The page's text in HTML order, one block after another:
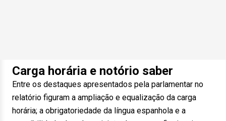
Carga horária e notório saber
Entre os destaques apresentados pela parlamentar no
relatório figuram a ampliação e equalização da carga
horária; a obrigatoriedade da língua espanhola e a